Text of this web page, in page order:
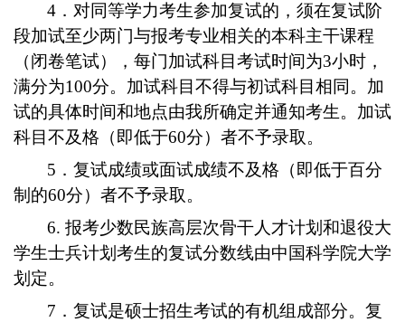
4．对同等学力考生参加复试的，须在复试阶
段加试至少两门与报考专业相关的本科主干课程
（闭卷笔试），每门加试科目考试时间为3小时，
满分为100分。加试科目不得与初试科目相同。加
试的具体时间和地点由我所确定并通知考生。加试
科目不及格（即低于60分）者不予录取。
5．复试成绩或面试成绩不及格（即低于百分
制的60分）者不予录取。
6. 报考少数民族高层次骨干人才计划和退役大
学生士兵计划考生的复试分数线由中国科学院大学
划定。
7．复试是硕士招生考试的有机组成部分。复